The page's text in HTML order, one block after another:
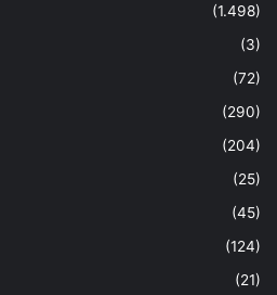
(1.498)
(3)
(72)
(290)
(204)
(25)
(45)
(124)
(21)